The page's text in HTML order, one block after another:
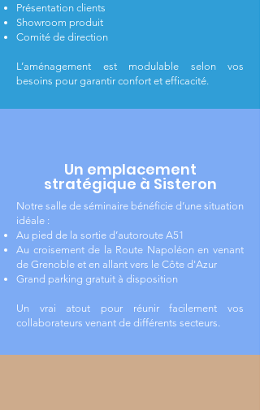
Présentation clients
Showroom produit
Comité de direction
L’aménagement est modulable selon vos
besoins pour garantir confort et efficacité.
Un emplacement
stratégique à Sisteron
Notre salle de séminaire bénéficie d’une situation
idéale :
Au pied de la sortie d’autoroute A51
Au croisement de la Route Napoléon en venant
de Grenoble et en allant vers le Côte d'Azur
Grand parking gratuit à disposition
Un vrai atout pour réunir facilement vos
collaborateurs venant de différents secteurs.